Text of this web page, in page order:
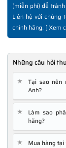
(miễn phí) để
Liên hệ với chúng
chính hãng. [Xem
Những câu hỏi
★
Tại sao nên
Anh?
★
Làm sao
hãng?
★ Mua hàng tại